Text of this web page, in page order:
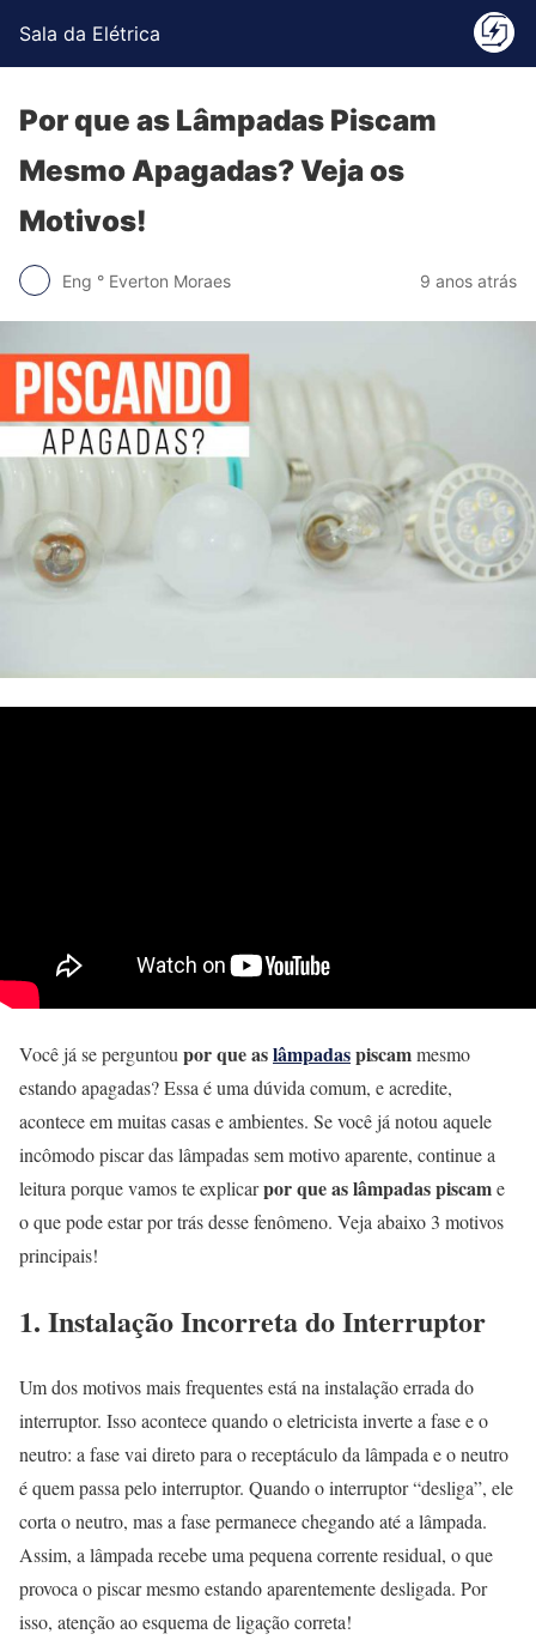
Sala da Elétrica
Por que as Lâmpadas Piscam
Mesmo Apagadas? Veja os
Motivos!
Eng ° Everton Moraes 9 anos atrás
Você já se perguntoupor que aslâmpadaspiscammesmo
estando apagadas? Essa é uma dúvida comum, e acredite,
acontece em muitas casas e ambientes. Se você já notou aquele
incômodo piscar das lâmpadas sem motivo aparente, continue a
leitura porque vamos te explicarpor que as lâmpadas piscame
o que pode estar por trás desse fenômeno. Veja abaixo 3 motivos
principais!
1. Instalação Incorreta do Interruptor
Um dos motivos mais frequentes está na instalação errada do
interruptor. Isso acontece quando o eletricista inverte a fase e o
neutro: a fase vai direto para o receptáculo da lâmpada e o neutro
é quem passa pelo interruptor. Quando o interruptor “desliga”, ele
corta o neutro, mas a fase permanece chegando até a lâmpada.
Assim, a lâmpada recebe uma pequena corrente residual, o que
provoca o piscar mesmo estando aparentemente desligada. Por
isso, atenção ao esquema de ligação correta!